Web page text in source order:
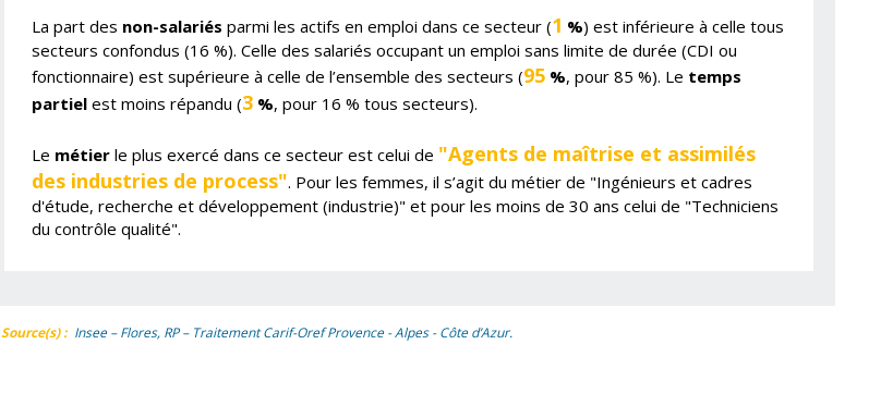
La part des non-salariés parmi les actifs en emploi dans ce secteur (1 %) est inférieure à celle tous
secteurs confondus (16 %). Celle des salariés occupant un emploi sans limite de durée (CDI ou
fonctionnaire) est supérieure à celle de l’ensemble des secteurs (95 %, pour 85 %). Le temps
partiel est moins répandu (3 %, pour 16 % tous secteurs).
Le métier le plus exercé dans ce secteur est celui de "Agents de maîtrise et assimilés
des industries de process". Pour les femmes, il s’agit du métier de "Ingénieurs et cadres
d'étude, recherche et développement (industrie)" et pour les moins de 30 ans celui de "Techniciens
du contrôle qualité".
Source(s) : Insee – Flores, RP – Traitement Carif-Oref Provence - Alpes - Côte d’Azur.